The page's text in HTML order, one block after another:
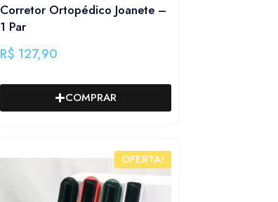
Corretor Ortopédico Joanete –
1 Par
R$ 127,90
COMPRAR
OFERTA!